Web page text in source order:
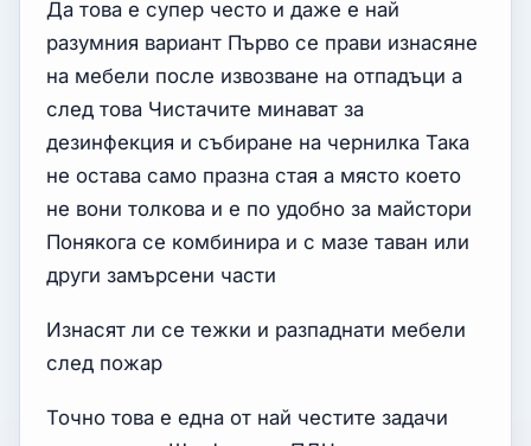
Да това е супер често и даже е най
разумния вариант Първо се прави изнасяне
на мебели после извозване на отпадъци а
след това Чистачите минават за
дезинфекция и събиране на чернилка Така
не остава само празна стая а място което
не вони толкова и е по удобно за майстори
Понякога се комбинира и с мазе таван или
други замърсени части
Изнасят ли се тежки и разпаднати мебели
след пожар
Точно това е една от най честите задачи